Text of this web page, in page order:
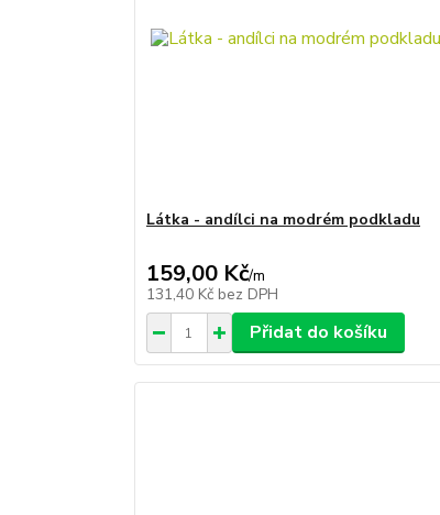
Látka - andílci na modrém podkladu
159,00 Kč/m
131,40 Kč bez DPH
Přidat do košíku